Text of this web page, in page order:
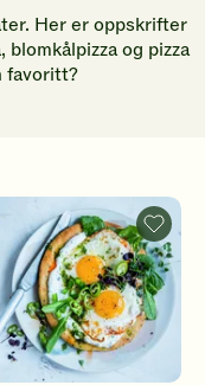
Her er oppskrifter
og pizza
favoritt?
Enkel
nan-
pizza
med
egg
-
legg
til